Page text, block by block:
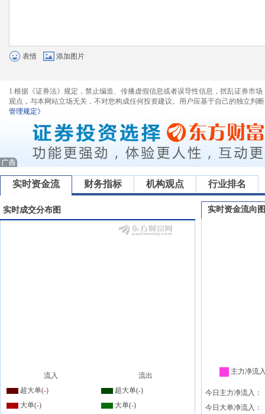
表情 添加图片
1.根据《证券法》规定，禁止编造、传播虚假信息或者误导性信息，扰乱证券市
观点，与本网站立场无关，不对您构成任何投资建议。用户应基于自己的独立判
管理规定》
实时资金流 财务指标 机构观点 行业排名
实时成交分布图
流入
流出
超大单(-) 超大单(-)
大单(-) 大单(-)
实时资金流向图
主力净流
今日主力净流入：
今日大单净流入：